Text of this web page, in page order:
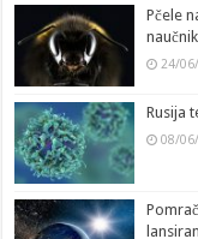
Pčele
naučnik
24/
Rusija
08/